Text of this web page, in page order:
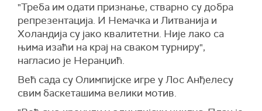
"Треба им одати признање, стварно су добра
репрезентација. И Немачка и Литванија и
Холандија су јако квалитетни. Није лако са
њима изаћи на крај на сваком турниру",
нагласио је Неранџић.
Већ сада су Олимпијске игре у Лос Анђелесу
свим баскеташима велики мотив.